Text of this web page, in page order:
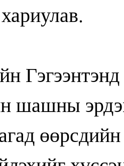
шашны